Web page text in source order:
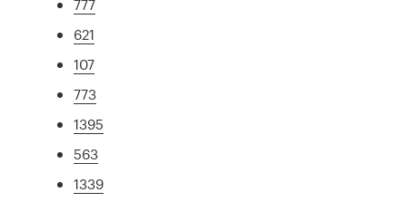
777
621
107
773
1395
563
1339